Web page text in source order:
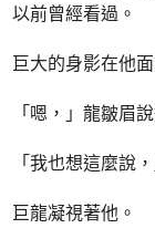
以前曾經看過。
巨大的身影在他
「嗯，」龍皺眉
「我也想這麼說
巨龍凝視著他。